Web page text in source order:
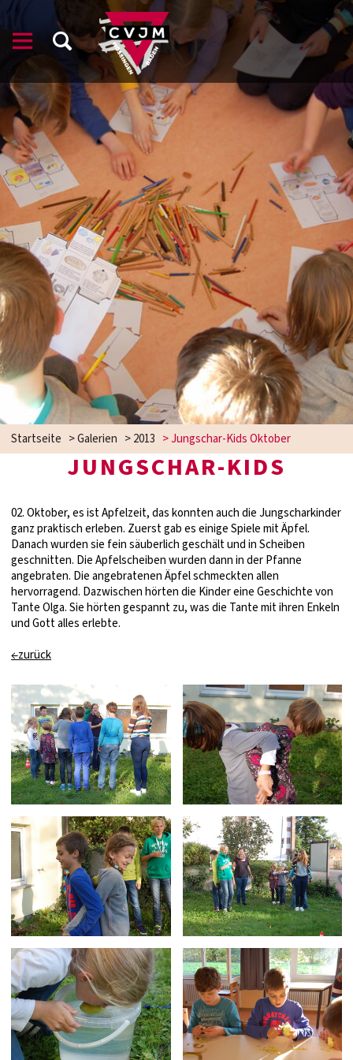
Startseite >Galerien >2013 >Jungschar-Kids Oktober
JUNGSCHAR-KIDS
02. Oktober, es ist Apfelzeit, das konnten auch die Jungscharkinder
ganz praktisch erleben. Zuerst gab es einige Spiele mit Äpfel.
Danach wurden sie fein säuberlich geschält und in Scheiben
geschnitten. Die Apfelscheiben wurden dann in der Pfanne
angebraten. Die angebratenen Äpfel schmeckten allen
hervorragend. Dazwischen hörten die Kinder eine Geschichte von
Tante Olga. Sie hörten gespannt zu, was die Tante mit ihren Enkeln
und Gott alles erlebte.
←zurück